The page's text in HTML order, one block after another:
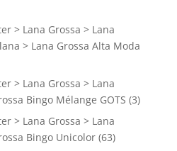
> Lana Grossa > Lana
> Lana Grossa Alta Moda
> Lana Grossa > Lana
Bingo Mélange GOTS (3)
> Lana Grossa > Lana
Bingo Unicolor (63)